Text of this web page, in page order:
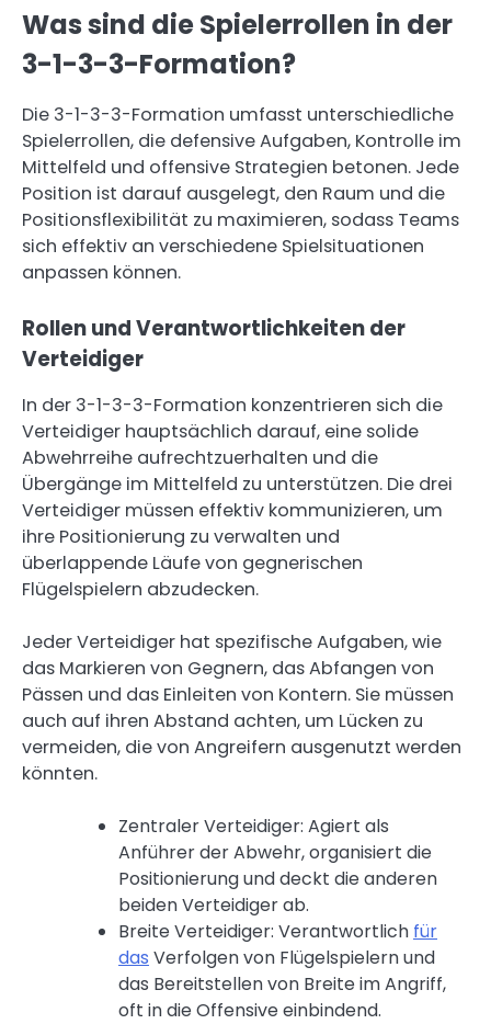
Was sind die Spielerrollen in der
3-1-3-3-Formation?
Die 3-1-3-3-Formation umfasst unterschiedliche
Spielerrollen, die defensive Aufgaben, Kontrolle im
Mittelfeld und offensive Strategien betonen. Jede
Position ist darauf ausgelegt, den Raum und die
Positionsflexibilität zu maximieren, sodass Teams
sich effektiv an verschiedene Spielsituationen
anpassen können.
Rollen und Verantwortlichkeiten der
Verteidiger
In der 3-1-3-3-Formation konzentrieren sich die
Verteidiger hauptsächlich darauf, eine solide
Abwehrreihe aufrechtzuerhalten und die
Übergänge im Mittelfeld zu unterstützen. Die drei
Verteidiger müssen effektiv kommunizieren, um
ihre Positionierung zu verwalten und
überlappende Läufe von gegnerischen
Flügelspielern abzudecken.
Jeder Verteidiger hat spezifische Aufgaben, wie
das Markieren von Gegnern, das Abfangen von
Pässen und das Einleiten von Kontern. Sie müssen
auch auf ihren Abstand achten, um Lücken zu
vermeiden, die von Angreifern ausgenutzt werden
könnten.
Zentraler Verteidiger: Agiert als
Anführer der Abwehr, organisiert die
Positionierung und deckt die anderen
beiden Verteidiger ab.
Breite Verteidiger: Verantwortlich für
das Verfolgen von Flügelspielern und
das Bereitstellen von Breite im Angriff,
oft in die Offensive einbindend.